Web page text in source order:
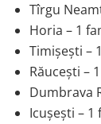
Tîrgu
Horia – 1
Timișești –
Răucești –
Dumbrava
Icușești – 1